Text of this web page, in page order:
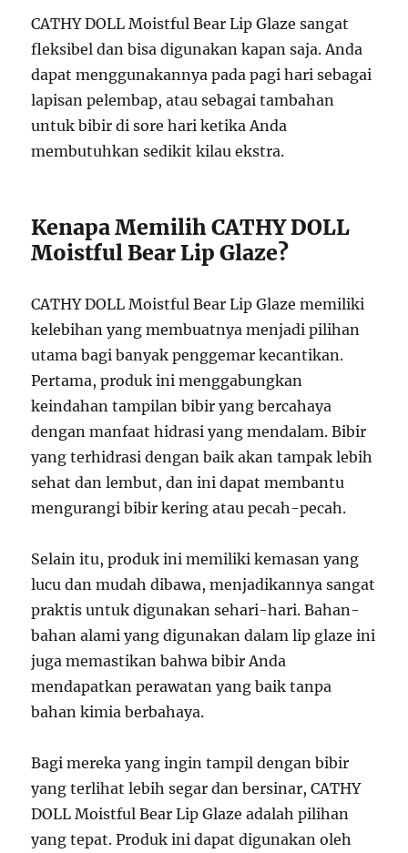
CATHY DOLL Moistful Bear Lip Glaze sangat
fleksibel dan bisa digunakan kapan saja. Anda
dapat menggunakannya pada pagi hari sebagai
lapisan pelembap, atau sebagai tambahan
untuk bibir di sore hari ketika Anda
membutuhkan sedikit kilau ekstra.
Kenapa Memilih CATHY DOLL
Moistful Bear Lip Glaze?
CATHY DOLL Moistful Bear Lip Glaze memiliki
kelebihan yang membuatnya menjadi pilihan
utama bagi banyak penggemar kecantikan.
Pertama, produk ini menggabungkan
keindahan tampilan bibir yang bercahaya
dengan manfaat hidrasi yang mendalam. Bibir
yang terhidrasi dengan baik akan tampak lebih
sehat dan lembut, dan ini dapat membantu
mengurangi bibir kering atau pecah-pecah.
Selain itu, produk ini memiliki kemasan yang
lucu dan mudah dibawa, menjadikannya sangat
praktis untuk digunakan sehari-hari. Bahan-
bahan alami yang digunakan dalam lip glaze ini
juga memastikan bahwa bibir Anda
mendapatkan perawatan yang baik tanpa
bahan kimia berbahaya.
Bagi mereka yang ingin tampil dengan bibir
yang terlihat lebih segar dan bersinar, CATHY
DOLL Moistful Bear Lip Glaze adalah pilihan
yang tepat. Produk ini dapat digunakan oleh